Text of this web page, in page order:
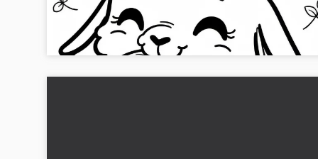
Oplev en kreativ pause med denne gratis farvelægning af
ged. Download og farvelæg nu!...